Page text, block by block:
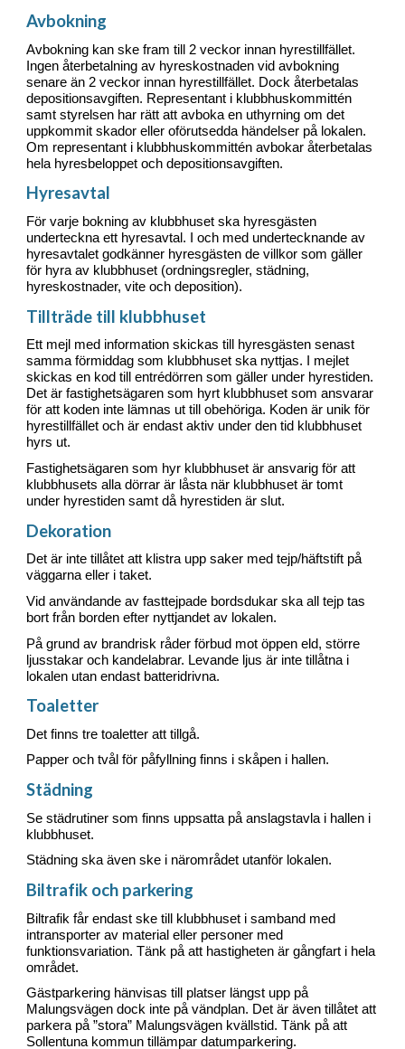
Avbokning
Avbokning kan ske fram till 2 veckor innan hyrestillfället.
Ingen återbetalning av hyreskostnaden vid avbokning
senare än 2 veckor innan hyrestillfället. Dock återbetalas
depositionsavgiften. Representant i klubbhuskommittén
samt styrelsen har rätt att avboka en uthyrning om det
uppkommit skador eller oförutsedda händelser på lokalen.
Om representant i klubbhuskommittén avbokar återbetalas
hela hyresbeloppet och depositionsavgiften.
Hyresavtal
För varje bokning av klubbhuset ska hyresgästen
underteckna ett hyresavtal. I och med undertecknande av
hyresavtalet godkänner hyresgästen de villkor som gäller
för hyra av klubbhuset (ordningsregler, städning,
hyreskostnader, vite och deposition).
Tillträde till klubbhuset
Ett mejl med information skickas till hyresgästen senast
samma förmiddag som klubbhuset ska nyttjas. I mejlet
skickas en kod till entrédörren som gäller under hyrestiden.
Det är fastighetsägaren som hyrt klubbhuset som ansvarar
för att koden inte lämnas ut till obehöriga. Koden är unik för
hyrestillfället och är endast aktiv under den tid klubbhuset
hyrs ut.
Fastighetsägaren som hyr klubbhuset är ansvarig för att
klubbhusets alla dörrar är låsta när klubbhuset är tomt
under hyrestiden samt då hyrestiden är slut.
Dekoration
Det är inte tillåtet att klistra upp saker med tejp/häftstift på
väggarna eller i taket.
Vid användande av fasttejpade bordsdukar ska all tejp tas
bort från borden efter nyttjandet av lokalen.
På grund av brandrisk råder förbud mot öppen eld, större
ljusstakar och kandelabrar. Levande ljus är inte tillåtna i
lokalen utan endast batteridrivna.
Toaletter
Det finns tre toaletter att tillgå.
Papper och tvål för påfyllning finns i skåpen i hallen.
Städning
Se städrutiner som finns uppsatta på anslagstavla i hallen i
klubbhuset.
Städning ska även ske i närområdet utanför lokalen.
Biltrafik och parkering
Biltrafik får endast ske till klubbhuset i samband med
intransporter av material eller personer med
funktionsvariation. Tänk på att hastigheten är gångfart i hela
området.
Gästparkering hänvisas till platser längst upp på
Malungsvägen dock inte på vändplan. Det är även tillåtet att
parkera på ”stora” Malungsvägen kvällstid. Tänk på att
Sollentuna kommun tillämpar datumparkering.